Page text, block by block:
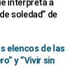
interpreta a
soledad” de
elencos de las
y “Vivir sin